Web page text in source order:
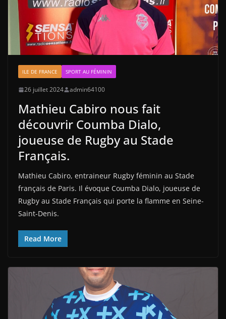
ILE DE FRANCE SPORT AU FÉMININ
26 juillet 2024 admin64100
Mathieu Cabiro nous fait
découvrir Coumba Dialo,
joueuse de Rugby au Stade
Français.
Mathieu Cabiro, entraineur Rugby féminin au Stade
français de Paris. Il évoque Coumba Dialo, joueuse de
Rugby au Stade Français qui porte la flamme en Seine-
Saint-Denis.
Read More